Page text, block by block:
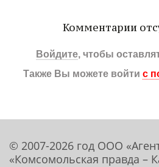
Комментарии
Войдите, чтобы
Также Вы можете войти с
© 2007-2026 год ООО
«Комсомольская правда –